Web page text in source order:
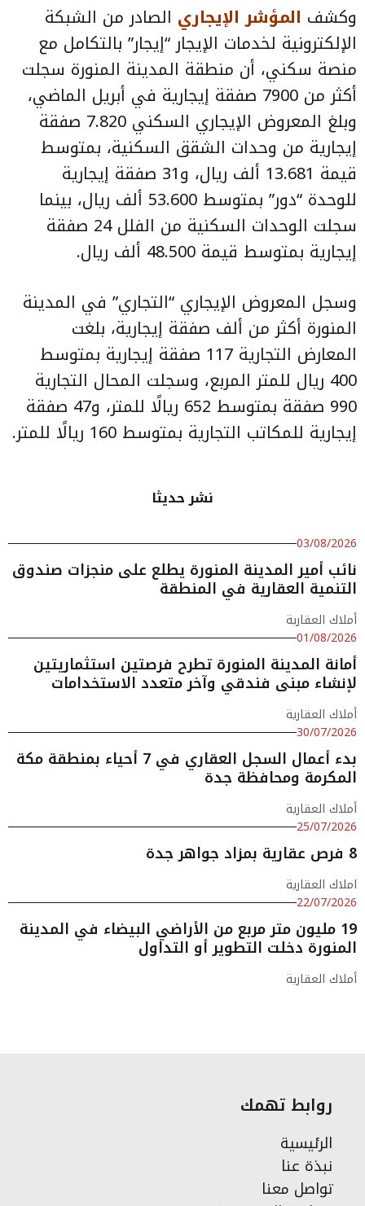
وكشف المؤشر الإيجاري الصادر من الشبكة
الإلكترونية لخدمات الإيجار “إيجار” بالتكامل مع
منصة سكني، أن منطقة المدينة المنورة سجلت
أكثر من 7900 صفقة إيجارية في أبريل الماضي،
وبلغ المعروض الإيجاري السكني 7.820 صفقة
إيجارية من وحدات الشقق السكنية، بمتوسط
قيمة 13.681 ألف ريال، و31 صفقة إيجارية
للوحدة “دور” بمتوسط 53.600 ألف ريال، بينما
سجلت الوحدات السكنية من الفلل 24 صفقة
إيجارية بمتوسط قيمة 48.500 ألف ريال.
وسجل المعروض الإيجاري “التجاري” في المدينة
المنورة أكثر من ألف صفقة إيجارية، بلغت
المعارض التجارية 117 صفقة إيجارية بمتوسط
400 ريال للمتر المربع، وسجلت المحال التجارية
990 صفقة بمتوسط 652 ريالًا للمتر، و47 صفقة
إيجارية للمكاتب التجارية بمتوسط 160 ريالًا للمتر.
نشر حديثا
03/08/2026
نائب أمير المدينة المنورة يطلع على منجزات صندوق
التنمية العقارية في المنطقة
أملاك العقارية
01/08/2026
أمانة المدينة المنورة تطرح فرصتين استثماريتين
لإنشاء مبنى فندقي وآخر متعدد الاستخدامات
أملاك العقارية
30/07/2026
بدء أعمال السجل العقاري في 7 أحياء بمنطقة مكة
المكرمة ومحافظة جدة
أملاك العقارية
25/07/2026
8 فرص عقارية بمزاد جواهر جدة
املاك العقارية
22/07/2026
19 مليون متر مربع من الأراضي البيضاء في المدينة
المنورة دخلت التطوير أو التداول
أملاك العقارية
روابط تهمك
الرئيسية
نبذة عنا
تواصل معنا